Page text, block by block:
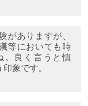
がありますが、
等においても時
。良く言うと慎
象です。